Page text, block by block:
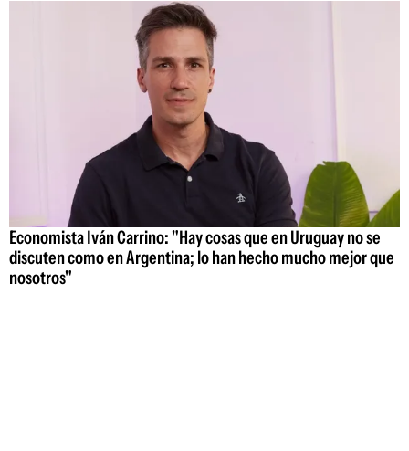
Economista Iván Carrino: "Hay cosas que en Uruguay no se
discuten como en Argentina; lo han hecho mucho mejor que
nosotros"